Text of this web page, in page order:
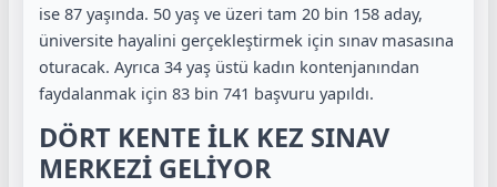
ise 87 yaşında. 50 yaş ve üzeri tam 20 bin 158 aday,
üniversite hayalini gerçekleştirmek için sınav masasına
oturacak. Ayrıca 34 yaş üstü kadın kontenjanından
faydalanmak için 83 bin 741 başvuru yapıldı.
DÖRT KENTE İLK KEZ SINAV
MERKEZİ GELİYOR